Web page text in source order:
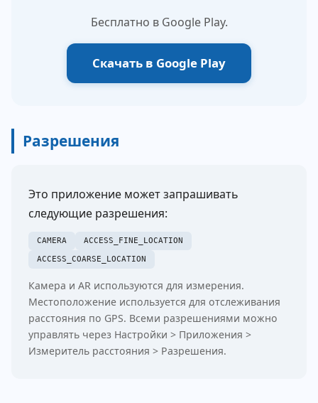
Бесплатно в Google Play.
Скачать в Google Play
Разрешения
Это приложение может запрашивать
следующие разрешения:
CAMERA
ACCESS_FINE_LOCATION
ACCESS_COARSE_LOCATION
Камера и AR используются для измерения.
Местоположение используется для отслеживания
расстояния по GPS. Всеми разрешениями можно
управлять через Настройки > Приложения >
Измеритель расстояния > Разрешения.